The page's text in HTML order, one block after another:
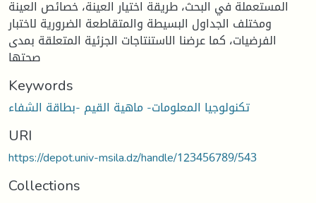
المستعملة في البحث، طريقة اختيار العينة، خصائص العينة
ومختلف الجداول البسيطة والمتقاطعة الضرورية لاختبار
الفرضيات، كما عرضنا الاستنتاجات الجزئية المتعلقة بمدى
صحتها
Keywords
تكنولوجيا المعلومات- ماهية القيم -بطاقة الشفاء
URI
https://depot.univ-msila.dz/handle/123456789/543
Collections